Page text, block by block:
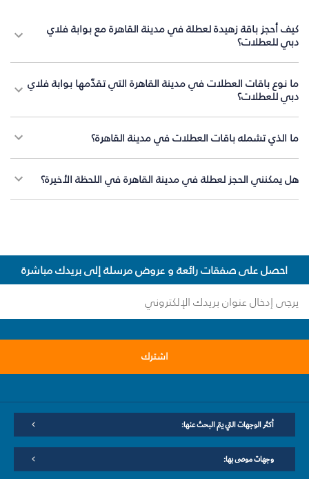
كيف أحجز باقة زهيدة لعطلة في مدينة القاهرة مع بوابة فلاي
دبي للعطلات؟
ما نوع باقات العطلات في مدينة القاهرة التي تقدّمها بوابة فلاي
دبي للعطلات؟
ما الذي تشمله باقات العطلات في مدينة القاهرة؟
هل يمكنني الحجز لعطلة في مدينة القاهرة في اللحظة الأخيرة؟
احصل على صفقات رائعة و عروض مرسلة إلى بريدك مباشرة
اشترك
أكثر الوجهات التي يتم البحث عنها:
وجهات موصى بها: